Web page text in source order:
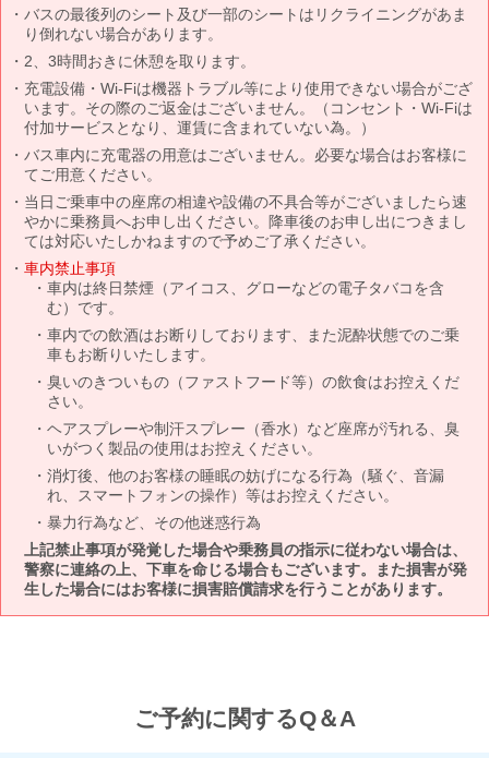
バスの最後列のシート及び一部のシートはリクライニングがあま
り倒れない場合があります。
2、3時間おきに休憩を取ります。
充電設備・Wi-Fiは機器トラブル等により使用できない場合がござ
います。その際のご返金はございません。（コンセント・Wi-Fiは
付加サービスとなり、運賃に含まれていない為。）
バス車内に充電器の用意はございません。必要な場合はお客様に
てご用意ください。
当日ご乗車中の座席の相違や設備の不具合等がございましたら速
やかに乗務員へお申し出ください。降車後のお申し出につきまし
ては対応いたしかねますので予めご了承ください。
車内禁止事項
車内は終日禁煙（アイコス、グローなどの電子タバコを含
む）です。
車内での飲酒はお断りしております、また泥酔状態でのご乗
車もお断りいたします。
臭いのきついもの（ファストフード等）の飲食はお控えくだ
さい。
ヘアスプレーや制汗スプレー（香水）など座席が汚れる、臭
いがつく製品の使用はお控えください。
消灯後、他のお客様の睡眠の妨げになる行為（騒ぐ、音漏
れ、スマートフォンの操作）等はお控えください。
暴力行為など、その他迷惑行為
上記禁止事項が発覚した場合や乗務員の指示に従わない場合は、
警察に連絡の上、下車を命じる場合もございます。また損害が発
生した場合にはお客様に損害賠償請求を行うことがあります。
ご予約に関するQ＆A